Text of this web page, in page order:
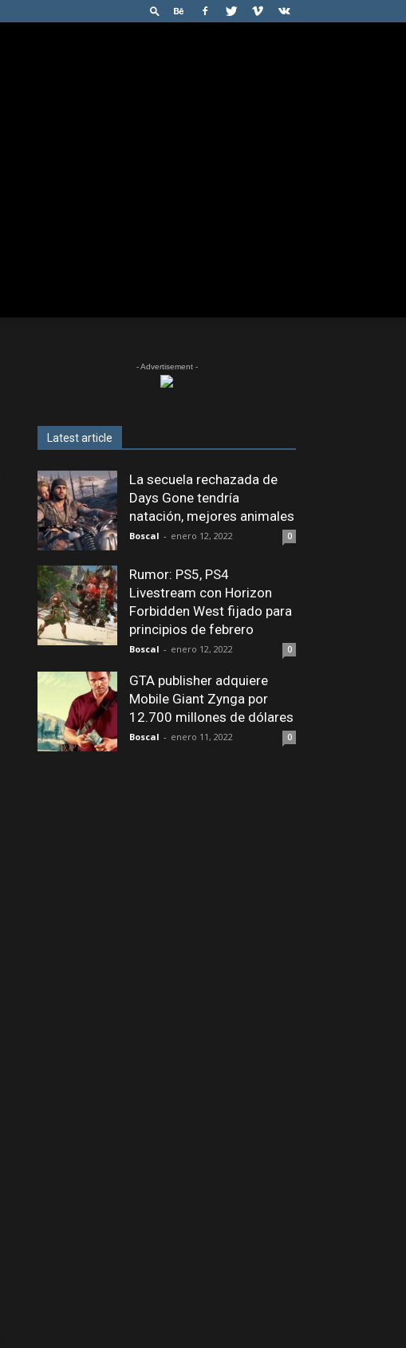
- Advertisement -
Latest article
La secuela rechazada de
Days Gone tendría
natación, mejores animales
Boscal - enero 12, 2022 0
Rumor: PS5, PS4
Livestream con Horizon
Forbidden West fijado para
principios de febrero
Boscal - enero 12, 2022 0
GTA publisher adquiere
Mobile Giant Zynga por
12.700 millones de dólares
Boscal - enero 11, 2022 0